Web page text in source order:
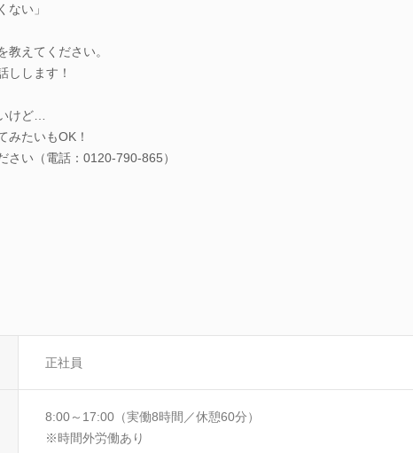
ない」
教えてください。
しします！
けど…
みたいもOK！
さい（電話：0120-790-865）
正社員
8:00～17:00（実働8時間／休憩60分）
※時間外労働あり